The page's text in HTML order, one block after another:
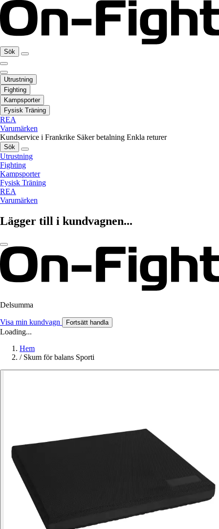
Sök
Utrustning
Fighting
Kampsporter
Fysisk Träning
REA
Varumärken
Kundservice i Frankrike Säker betalning Enkla returer
Sök
Utrustning
Fighting
Kampsporter
Fysisk Träning
REA
Varumärken
Lägger till i kundvagnen...
Delsumma
Visa min kundvagn Fortsätt handla
Loading...
Hem
/ Skum för balans Sporti